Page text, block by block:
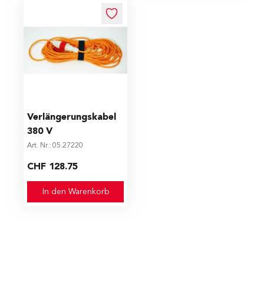
Verlängerungskabel
380 V
Art. Nr.: 05.27220
CHF 128.75
In den Warenkorb